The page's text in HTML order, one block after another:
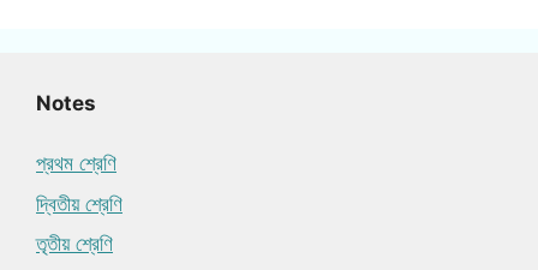
Notes
প্রথম শ্রেণি
দ্বিতীয় শ্রেণি
তৃতীয় শ্রেণি